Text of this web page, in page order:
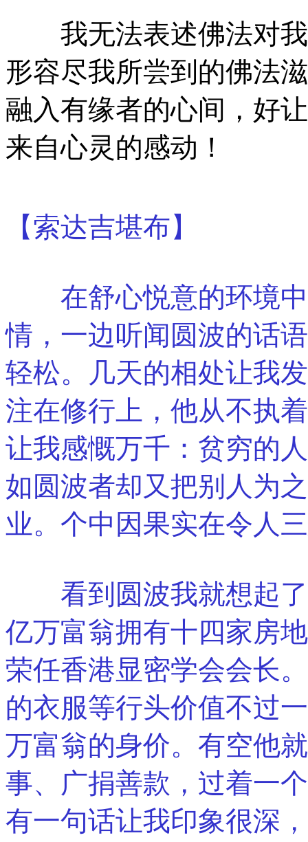
我无法表述佛法对我
形容尽我所尝到的佛法
融入有缘者的心间，好
来自心灵的感动！
【索达吉堪布】
在舒心悦意的环境中
情，一边听闻圆波的话
轻松。几天的相处让我
注在修行上，他从不执
让我感慨万千：贫穷的
如圆波者却又把别人为
业。个中因果实在令人
看到圆波我就想起了
亿万富翁拥有十四家房
荣任香港显密学会会长
的衣服等行头价值不过
万富翁的身价。有空他
事、广捐善款，过着一
有一句话让我印象很深